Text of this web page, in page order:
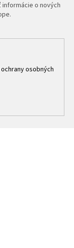
informácie o nových
osobných